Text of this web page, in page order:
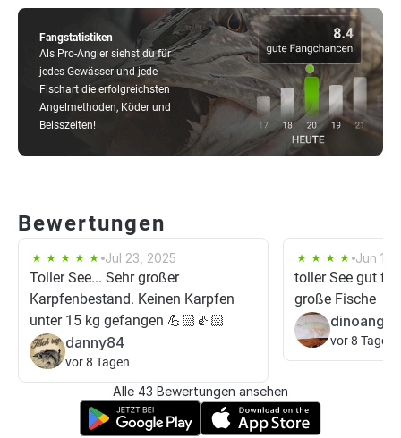
Fangstatistiken
Als Pro-Angler siehst du für
jedes Gewässer und jede
Fischart die erfolgreichsten
Angelmethoden, Köder und
Beisszeiten!
Bewertungen
Jul 23, 2025
Toller See... Sehr großer
Karpfenbestand. Keinen Karpfen
unter 15 kg gefangen 💪🏻👍🏻
danny84
vor 8 Tagen
Jun 10,
toller See gut
große Fische
vor 8 Tagen
Alle 43 Bewertungen ansehen